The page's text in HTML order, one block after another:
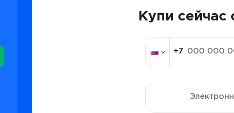
Купи сейчас